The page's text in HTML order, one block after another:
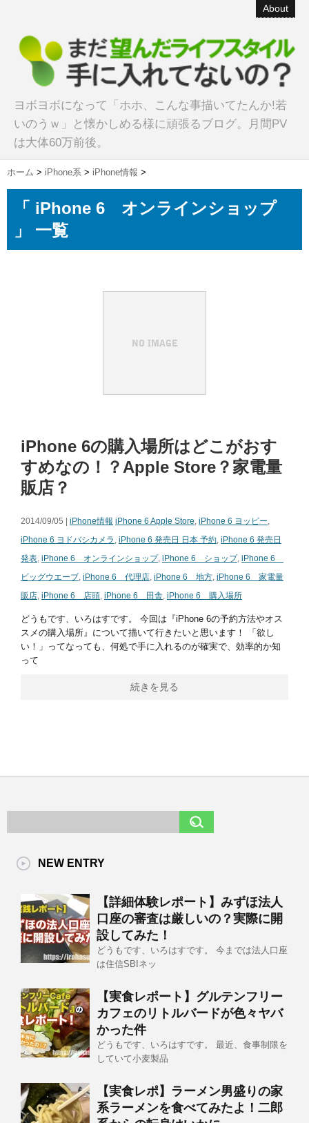
About
ヨボヨボになって「ホホ、こんな事描いてたんか!若
いのうｗ」と懐かしめる様に頑張るブログ。月間PV
は大体60万前後。
ホーム > iPhone系 > iPhone情報 >
「 iPhone 6 オンラインショップ
」 一覧
iPhone 6の購入場所はどこがおす
すめなの！？Apple Store？家電量
販店？
2014/09/05 | iPhone情報 iPhone 6 Apple Store, iPhone 6 ヨッピー,
iPhone 6 ヨドバシカメラ , iPhone 6 発売日 日本 予約, iPhone 6 発売日
発表, iPhone 6 オンラインショップ, iPhone 6 ショップ, iPhone 6
ビッグウエーブ, iPhone 6 代理店, iPhone 6 地方, iPhone 6 家電量
販店, iPhone 6 店頭, iPhone 6 田舎, iPhone 6 購入場所
どうもです、いろはすです。 今回は『iPhone 6の予約方法やオス
スメの購入場所』について描いて行きたいと思います！ 「欲し
い！」ってなっても、何処で手に入れるのが確実で、効率的か知
って
続きを見る
NEW ENTRY
【詳細体験レポート】みずほ法人
口座の審査は厳しいの？実際に開
設してみた！
どうもです、いろはすです。 今までは法人口座
は住信SBIネッ
【実食レポート】グルテンフリー
カフェのリトルバードが色々ヤバ
かった件
どうもです、いろはすです。 最近、食事制限を
していて小麦製品
【実食レポ】ラーメン男盛りの家
系ラーメンを食べてみたよ！二郎